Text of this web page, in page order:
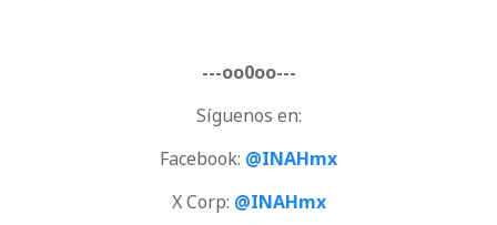
---oo0oo---
Síguenos en:
Facebook: @INAHmx
X Corp: @INAHmx